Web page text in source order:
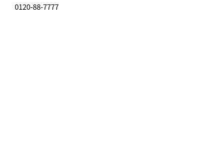
0120-88-7777